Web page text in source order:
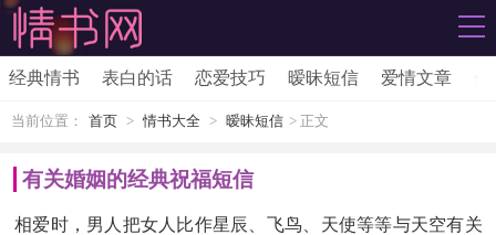
经典情书 表白的话 恋爱技巧 暧昧短信 爱情文章
当前位置： 首页 > 情书大全 > 暧昧短信 > 正文
有关婚姻的经典祝福短信
相爱时，男人把女人比作星辰、飞鸟、天使等等与天空有关